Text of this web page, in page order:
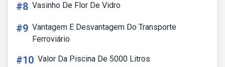
#8 Vasinho De Flor De Vidro
#9 Vantagem E Desvantagem Do Transporte
Ferroviário
#10 Valor Da Piscina De 5000 Litros